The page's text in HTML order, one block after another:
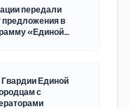
передали
в
«Единой
Единой
с